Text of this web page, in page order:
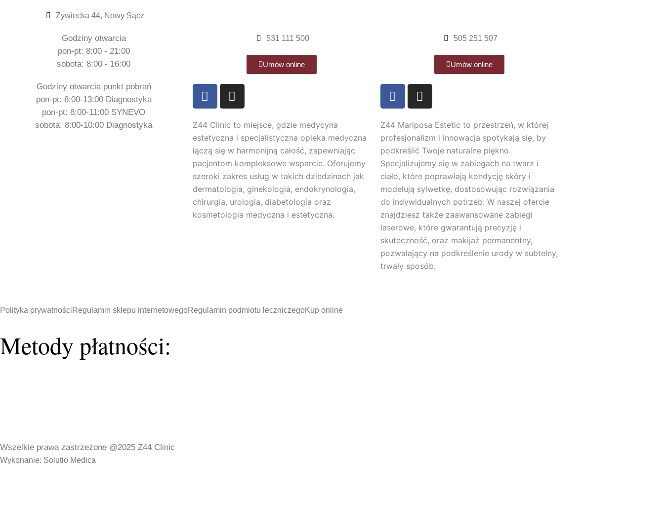
Żywiecka 44, Nowy Sącz
Godziny otwarcia
pon-pt: 8:00 - 21:00
sobota: 8:00 - 16:00
Godziny otwarcia punkt pobrań
pon-pt: 8:00-13:00 Diagnostyka
pon-pt: 8:00-11:00 SYNEVO
sobota: 8:00-10:00 Diagnostyka
531 111 500
Umów online
F
a
e
b
o
o
k
I
n
t
a
g
r
a
m
Z44 Clinic to miejsce, gdzie medycyna
estetyczna i specjalistyczna opieka medyczna
łączą się w harmonijną całość, zapewniając
pacjentom kompleksowe wsparcie. Oferujemy
szeroki zakres usług w takich dziedzinach jak
dermatologia, ginekologia, endokrynologia,
chirurgia, urologia, diabetologia oraz
kosmetologia medyczna i estetyczna.
505 251 507
Umów online
F
a
e
b
o
o
k
I
n
t
a
g
r
a
m
Z44 Mariposa Estetic to przestrzeń, w której
profesjonalizm i innowacja spotykają się, by
podkreślić Twoje naturalne piękno.
Specjalizujemy się w zabiegach na twarz i
ciało, które poprawiają kondycję skóry i
modelują sylwetkę, dostosowując rozwiązania
do indywidualnych potrzeb. W naszej ofercie
znajdziesz także zaawansowane zabiegi
laserowe, które gwarantują precyzję i
skuteczność, oraz makijaż permanentny,
pozwalający na podkreślenie urody w subtelny,
trwały sposób.
Polityka prywatnościRegulamin sklepu internetowegoRegulamin podmiotu leczniczegoKup online
Metody płatności:
Wszelkie prawa zastrzeżone @2025 Z44 Clinic
Wykonanie: Solutio Medica